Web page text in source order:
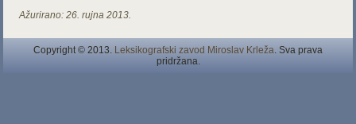
Ažurirano: 26. rujna 2013.
Copyright © 2013. Leksikografski zavod Miroslav Krleža. Sva prava
pridržana.